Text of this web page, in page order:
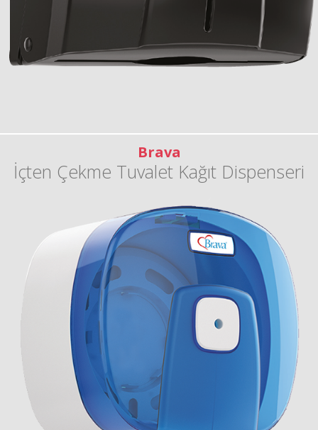
Brava
İçten Çekme Tuvalet Kağıt Dispenseri